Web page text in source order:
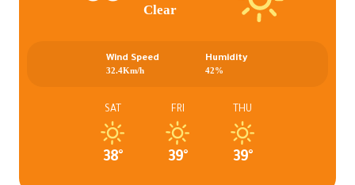
Clear
Humidity
42%
Wind Speed
32.4Km/h
THU
39°
FRI
39°
SAT
38°